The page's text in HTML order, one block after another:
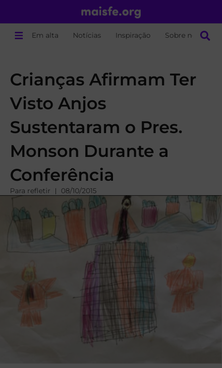
Em alta Notícias Inspiração Sobre nós
Crianças Afirmam Ter
Visto Anjos
Sustentaram o Pres.
Monson Durante a
Conferência
Para refletir 08/10/2015